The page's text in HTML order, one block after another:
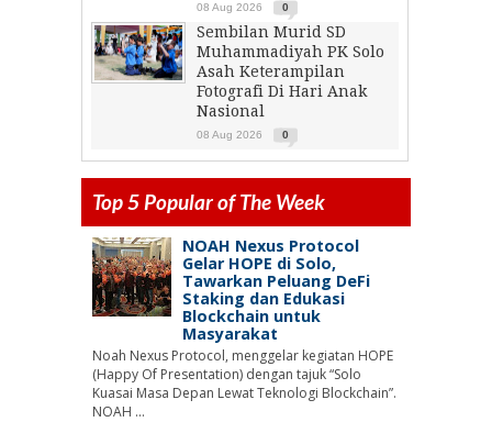
08 Aug 2026 0
Sembilan Murid SD
Muhammadiyah PK Solo
Asah Keterampilan
Fotografi Di Hari Anak
Nasional
08 Aug 2026 0
Top 5 Popular of The Week
NOAH Nexus Protocol
Gelar HOPE di Solo,
Tawarkan Peluang DeFi
Staking dan Edukasi
Blockchain untuk
Masyarakat
Noah Nexus Protocol, menggelar kegiatan HOPE
(Happy Of Presentation) dengan tajuk “Solo
Kuasai Masa Depan Lewat Teknologi Blockchain”.
NOAH ...